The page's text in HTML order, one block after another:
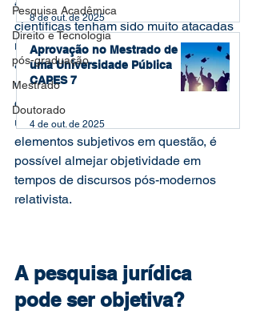
Pesquisa Acadêmica
Direito e Tecnologia
pós-graduação
Mestrado
Doutorado
“objetividade” e a “imparcialidade”
científicas tenham sido muito atacadas
nas últimas décadas,  simplesmente
assumir que uma pesquisa deve ser
orientada ideologicamente a fim de
confirmar os valores do pesquisador é
um erro fatal. Ainda que haja fortes
elementos subjetivos em questão, é
possível almejar objetividade em
tempos de discursos pós-modernos
relativista.
A pesquisa jurídica
pode ser objetiva?
8 de out. de 2025
Aprovação no Mestrado de
uma Universidade Pública
CAPES 7
4 de out. de 2025